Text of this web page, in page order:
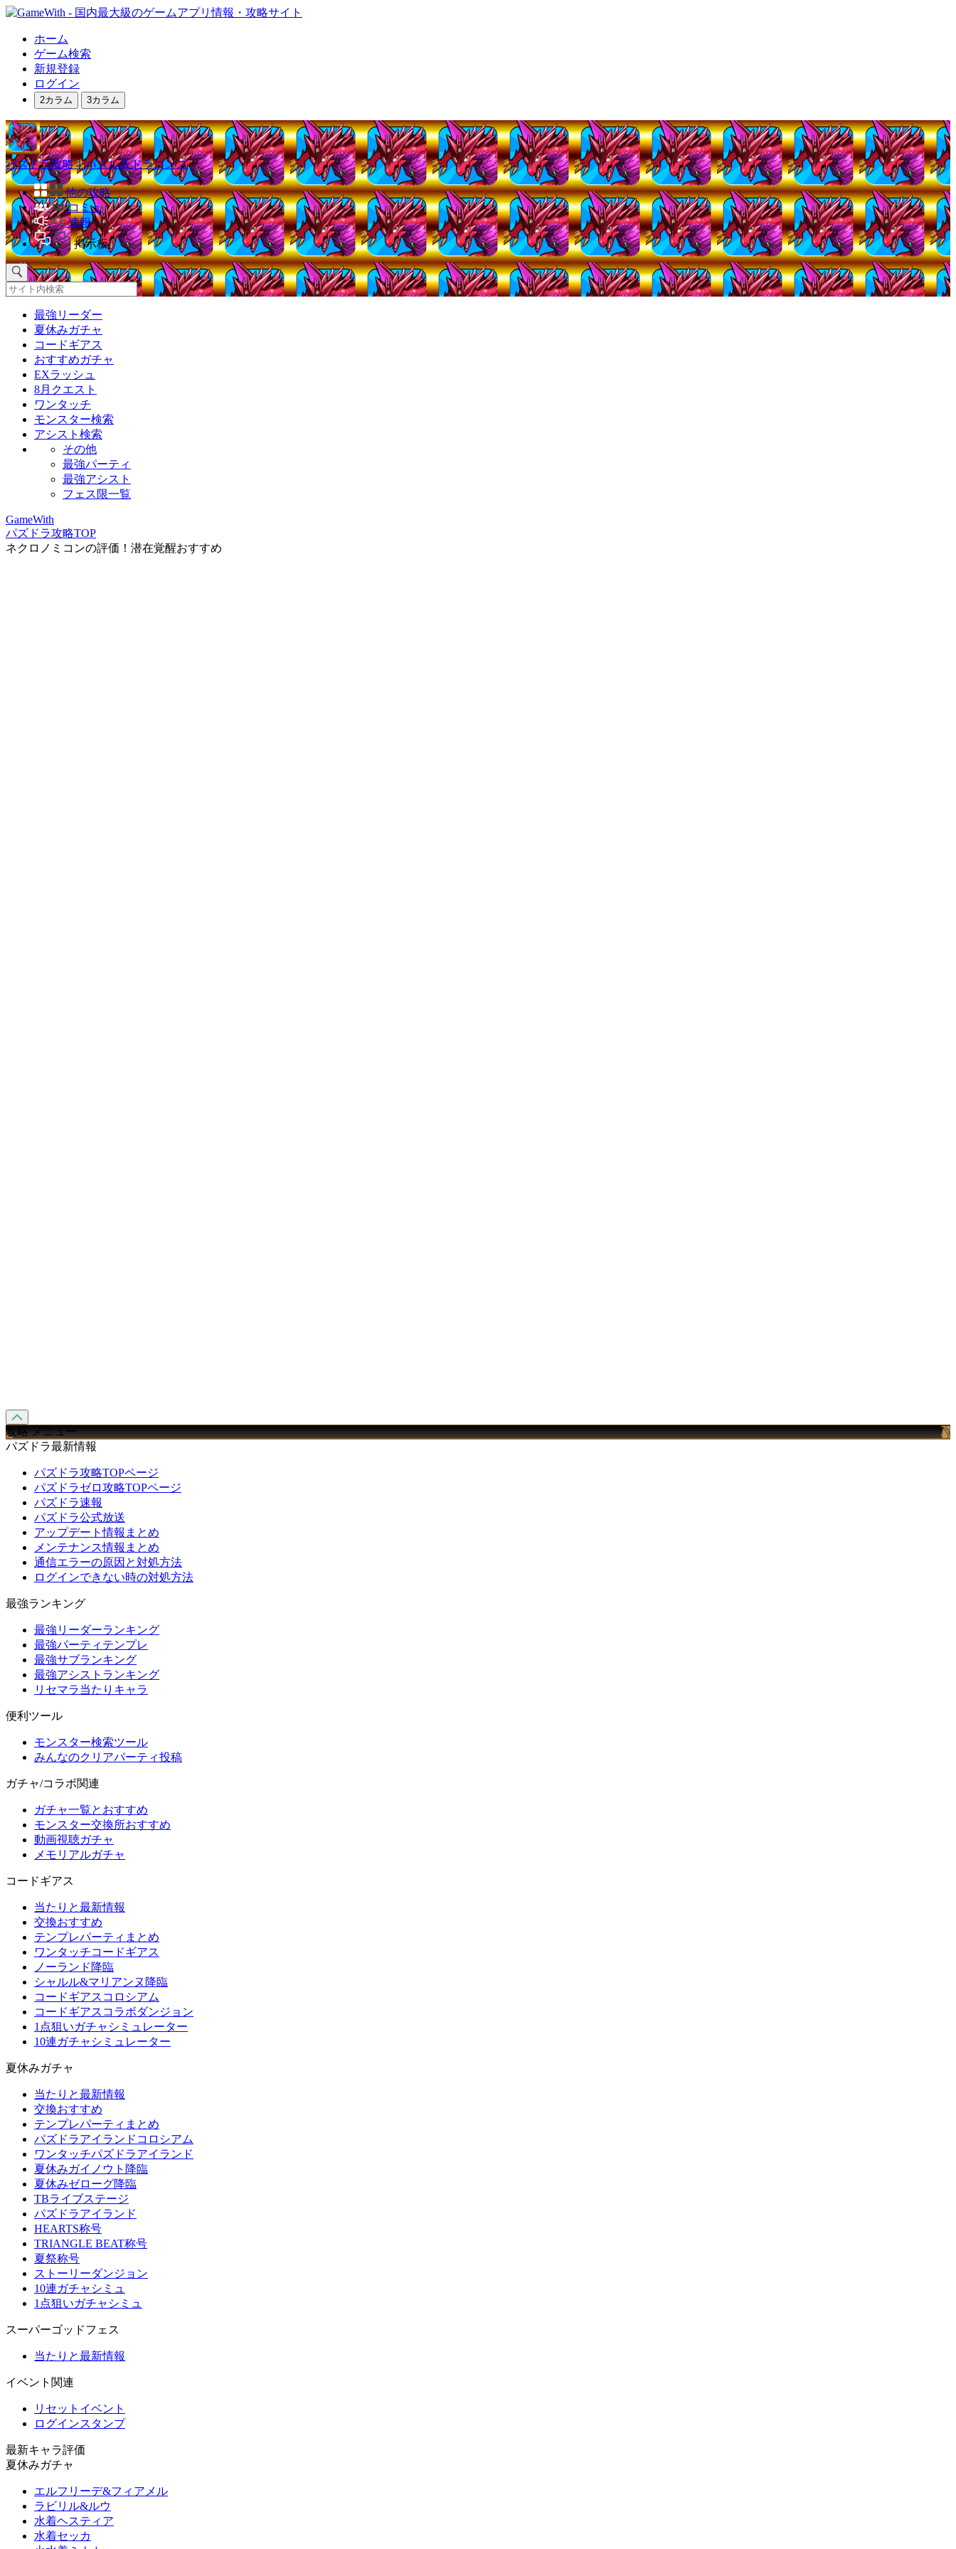
ホーム
ゲーム検索
新規登録
ログイン
2カラム 3カラム
パズドラ攻略｜パズル＆ドラゴンズ
他の攻略
コミュ
速報
掲示板
最強リーダー
夏休みガチャ
コードギアス
おすすめガチャ
EXラッシュ
8月クエスト
ワンタッチ
モンスター検索
アシスト検索
その他
最強パーティ
最強アシスト
フェス限一覧
GameWith
パズドラ攻略TOP
ネクロノミコンの評価！潜在覚醒おすすめ
攻略 メニュー
パズドラ最新情報
パズドラ攻略TOPページ
パズドラゼロ攻略TOPページ
パズドラ速報
パズドラ公式放送
アップデート情報まとめ
メンテナンス情報まとめ
通信エラーの原因と対処方法
ログインできない時の対処方法
最強ランキング
最強リーダーランキング
最強パーティテンプレ
最強サブランキング
最強アシストランキング
リセマラ当たりキャラ
便利ツール
モンスター検索ツール
みんなのクリアパーティ投稿
ガチャ/コラボ関連
ガチャ一覧とおすすめ
モンスター交換所おすすめ
動画視聴ガチャ
メモリアルガチャ
コードギアス
当たりと最新情報
交換おすすめ
テンプレパーティまとめ
ワンタッチコードギアス
ノーランド降臨
シャルル&マリアンヌ降臨
コードギアスコロシアム
コードギアスコラボダンジョン
1点狙いガチャシミュレーター
10連ガチャシミュレーター
夏休みガチャ
当たりと最新情報
交換おすすめ
テンプレパーティまとめ
パズドラアイランドコロシアム
ワンタッチパズドラアイランド
夏休みガイノウト降臨
夏休みゼローグ降臨
TBライブステージ
パズドラアイランド
HEARTS称号
TRIANGLE BEAT称号
夏祭称号
ストーリーダンジョン
10連ガチャシミュ
1点狙いガチャシミュ
スーパーゴッドフェス
当たりと最新情報
イベント関連
リセットイベント
ログインスタンプ
最新キャラ評価
夏休みガチャ
エルフリーデ&フィアメル
ラビリル&ルウ
水着ヘスティア
水着セッカ